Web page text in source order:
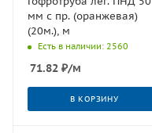
мм с пр. (оранжевая)
(20м.), м
Есть в наличии: 2560
71.82 ₽/м
В КОРЗИНУ